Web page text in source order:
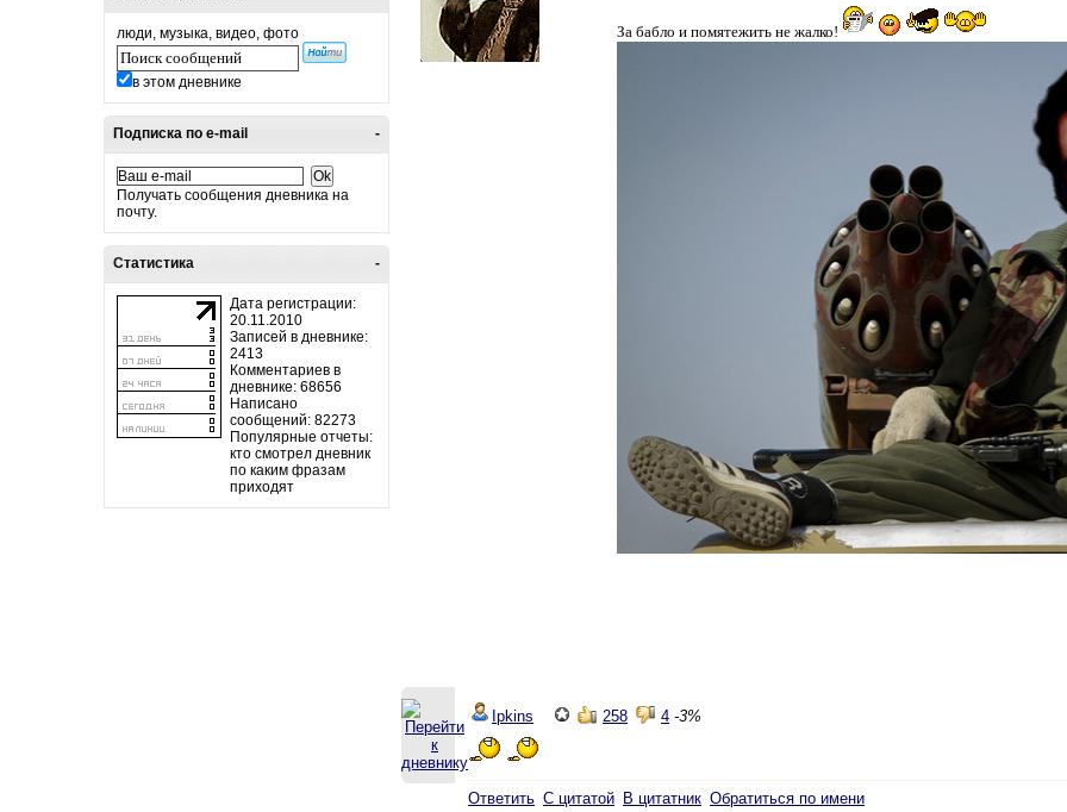
люди, музыка, видео, фото
в этом дневнике
-
Подписка по e-mail
Получать сообщения дневника на
почту.
-
Статистика
Дата регистрации:
20.11.2010
Записей в дневнике:
2413
Комментариев в
дневнике: 68656
Написано
сообщений: 82273
Популярные отчеты:
кто смотрел дневник
по каким фразам
приходят
За бабло и помятежить не жалко!
Ipkins 258 4 -3%
Ответить С цитатой В цитатник Обратиться по имени